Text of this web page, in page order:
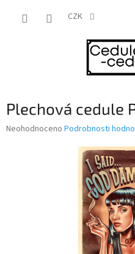
CZK
Plechová cedule
Průměrné
Neohodnoceno Podrobnosti